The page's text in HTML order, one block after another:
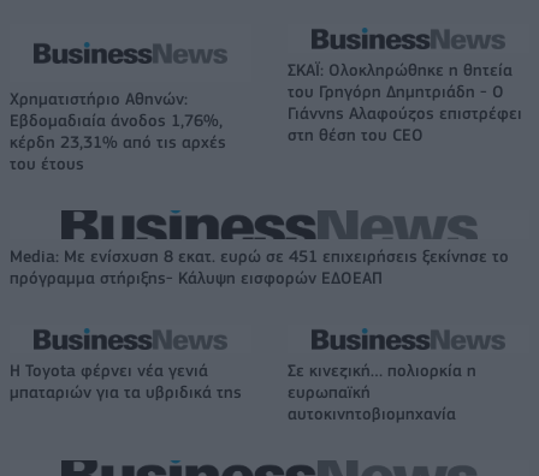
Χρηματιστήριο Αθηνών:
Εβδομαδιαία άνοδος 1,76%,
κέρδη 23,31% από τις αρχές
του έτους
ΣΚΑΪ: Ολοκληρώθηκε η θητεία
του Γρηγόρη Δημητριάδη - Ο
Γιάννης Αλαφούζος επιστρέφει
στη θέση του CEO
Media: Με ενίσχυση 8 εκατ. ευρώ σε 451 επιχειρήσεις ξεκίνησε το
πρόγραμμα στήριξης- Κάλυψη εισφορών ΕΔΟΕΑΠ
Η Toyota φέρνει νέα γενιά
μπαταριών για τα υβριδικά της
Σε κινεζική… πολιορκία η
ευρωπαϊκή
αυτοκινητοβιομηχανία